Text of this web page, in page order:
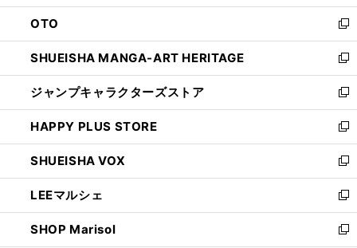
ウ
で
開
く
ン
ド
ウ
で
開
く
OTO
新
し
い
ウ
ィ
ン
ド
ウ
で
開
く
SHUEISHA MANGA-ART HERITAGE
新
し
い
ウ
ィ
ン
ド
ウ
で
開
く
ジャンプキャラクターズストア
新
し
い
ウ
ィ
ン
ド
ウ
で
HAPPY PLUS STORE
新
し
い
ウ
ィ
ン
ド
SHUEISHA VOX
新
し
い
ウ
ィ
LEEマルシェ
新
し
い
SHOP Marisol
新